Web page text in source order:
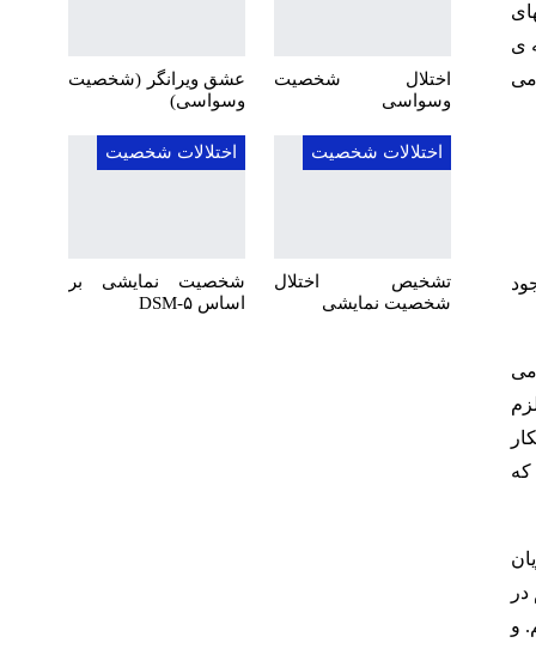
ی
می
می
که
و
اختلال شخصیت
وسواسی
عشق ویرانگر (شخصیت
وسواسی)
اختلالات شخصیت
تشخیص اختلال
شخصیت نمایشی
اختلالات شخصیت
شخصیت نمایشی بر
اساس DSM-۵